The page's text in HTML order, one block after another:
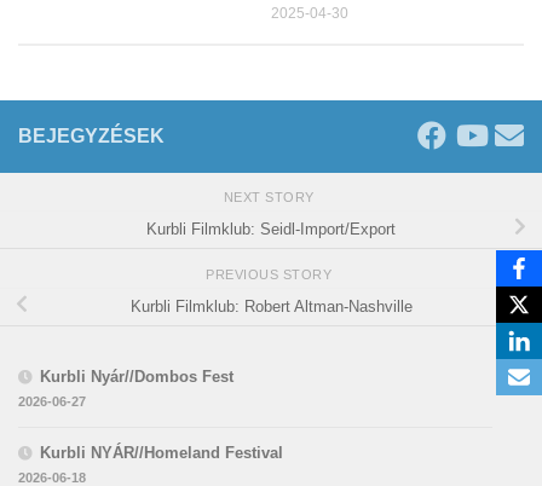
2025-04-30
BEJEGYZÉSEK
NEXT STORY
Kurbli Filmklub: Seidl-Import/Export
PREVIOUS STORY
Kurbli Filmklub: Robert Altman-Nashville
Kurbli Nyár//Dombos Fest
2026-06-27
Kurbli NYÁR//Homeland Festival
2026-06-18